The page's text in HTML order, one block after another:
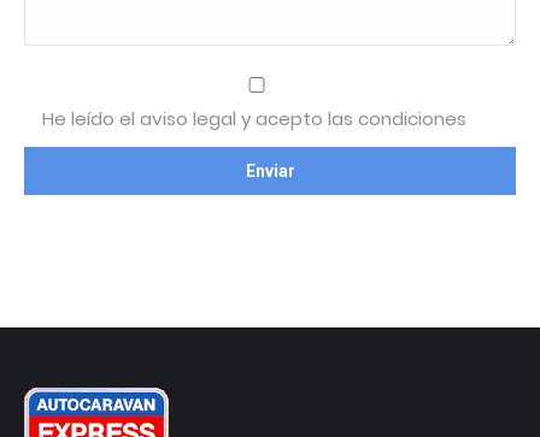
He leído el aviso legal y acepto las condiciones